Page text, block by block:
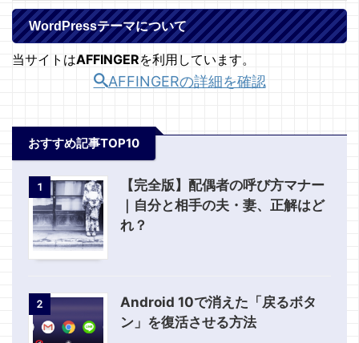
WordPressテーマについて
当サイトはAFFINGERを利用しています。
AFFINGERの詳細を確認
おすすめ記事TOP10
1
【完全版】配偶者の呼び方マナー
｜自分と相手の夫・妻、正解はど
れ？
2
Android 10で消えた「戻るボタ
ン」を復活させる方法